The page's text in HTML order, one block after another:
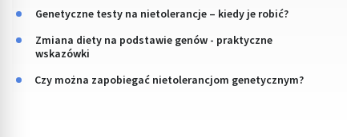
Genetyczne testy na nietolerancje – kiedy je robić?
Zmiana diety na podstawie genów - praktyczne
wskazówki
Czy można zapobiegać nietolerancjom genetycznym?